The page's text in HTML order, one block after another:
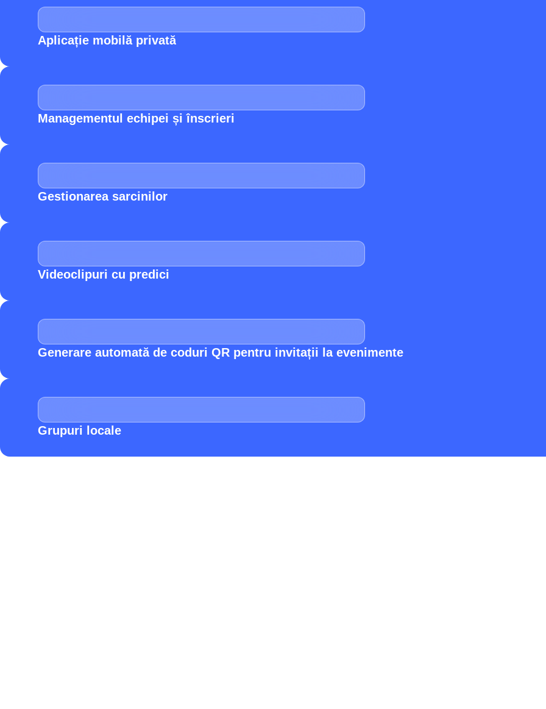
Aplicație mobilă privată
Managementul echipei și înscrieri
Gestionarea sarcinilor
Videoclipuri cu predici
Generare automată de coduri QR pentru invitații la evenimente
Grupuri locale